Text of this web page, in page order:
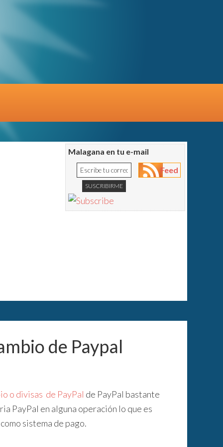
Malagana en tu e-mail
Feed
de Paypal
o divisas de PayPal de PayPal bastante
PayPal en alguna operación lo que es
sistema de pago.